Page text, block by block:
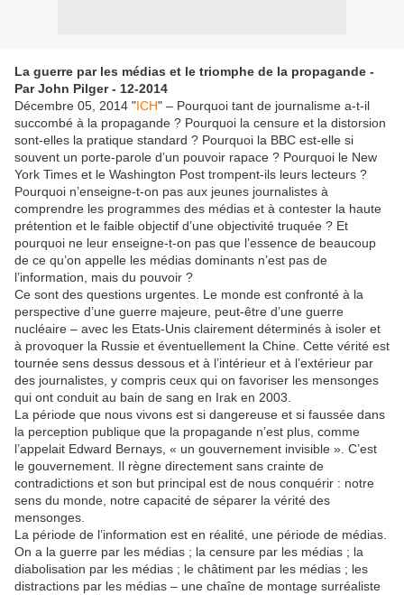
La guerre par les médias et le triomphe de la propagande -
Par John Pilger - 12-2014
Décembre 05, 2014 "ICH" – Pourquoi tant de journalisme a-t-il
succombé à la propagande ? Pourquoi la censure et la distorsion
sont-elles la pratique standard ? Pourquoi la BBC est-elle si
souvent un porte-parole d’un pouvoir rapace ? Pourquoi le New
York Times et le Washington Post trompent-ils leurs lecteurs ?
Pourquoi n’enseigne-t-on pas aux jeunes journalistes à
comprendre les programmes des médias et à contester la haute
prétention et le faible objectif d’une objectivité truquée ? Et
pourquoi ne leur enseigne-t-on pas que l’essence de beaucoup
de ce qu’on appelle les médias dominants n’est pas de
l’information, mais du pouvoir ?
Ce sont des questions urgentes. Le monde est confronté à la
perspective d’une guerre majeure, peut-être d’une guerre
nucléaire – avec les Etats-Unis clairement déterminés à isoler et
à provoquer la Russie et éventuellement la Chine. Cette vérité est
tournée sens dessus dessous et à l’intérieur et à l’extérieur par
des journalistes, y compris ceux qui on favoriser les mensonges
qui ont conduit au bain de sang en Irak en 2003.
La période que nous vivons est si dangereuse et si faussée dans
la perception publique que la propagande n’est plus, comme
l’appelait Edward Bernays, « un gouvernement invisible ». C’est
le gouvernement. Il règne directement sans crainte de
contradictions et son but principal est de nous conquérir : notre
sens du monde, notre capacité de séparer la vérité des
mensonges.
La période de l’information est en réalité, une période de médias.
On a la guerre par les médias ; la censure par les médias ; la
diabolisation par les médias ; le châtiment par les médias ; les
distractions par les médias – une chaîne de montage surréaliste